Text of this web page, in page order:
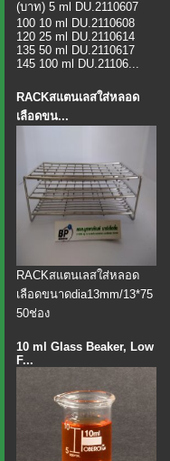
(บาท) 5 ml DU.2110607
100 10 ml DU.2110608
120 25 ml DU.2110614
135 50 ml DU.2110617
145 100 ml DU.21106...
RACKสแตนเลสใส่หลอด
เลือดขน...
​RACKสแตนเลสใส่หลอด
เลือดขนาดdia13mm/13*75
50ช่อง
10 ml Glass Beaker, Low
F...